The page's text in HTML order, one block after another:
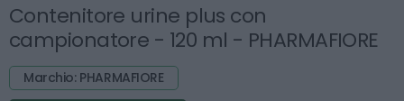
Contenitore urine plus con
campionatore - 120 ml - PHARMAFIORE
Marchio: PHARMAFIORE